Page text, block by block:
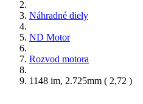
Náhradné diely
ND Motor
Rozvod motora
1148 im, 2.725mm ( 2,72 )